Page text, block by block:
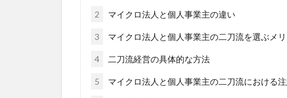
2 マイクロ法人と個人事業主の違い
3 マイクロ法人と個人事業主の二刀流を選ぶメリ
4 二刀流経営の具体的な方法
5 マイクロ法人と個人事業主の二刀流における